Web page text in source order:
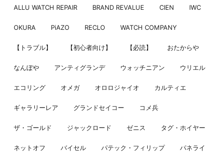
ALLU WATCH REPAIR BRAND REVALUE CIEN IWC
OKURA PiAZO RECLO WATCH COMPANY
【トラブル】 【初心者向け】 【必読】 おたからや
なんぼや アンティグランデ ウォッチニアン ウリエル
エコリング オメガ オロロジャイオ カルティエ
ギャラリーレア グランドセイコー コメ兵
ザ・ゴールド ジャックロード ゼニス タグ・ホイヤー
ネットオフ バイセル パテック・フィリップ パネライ